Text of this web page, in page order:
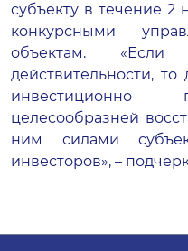
субъекту в течение 2
конкурсными
объектам. «Если
действительности,
инвестиционно
целесообразней
ним силами
инвесторов», –